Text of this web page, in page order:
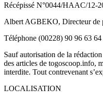
Récépissé N°0044/HAAC/12-
Albert AGBEKO, Directeur de
Téléphone (00228) 90 96 63 64
Sauf autorisation de la
des articles de togoscoop.info,
interdite. Tout contrevenant
LOCALISATION